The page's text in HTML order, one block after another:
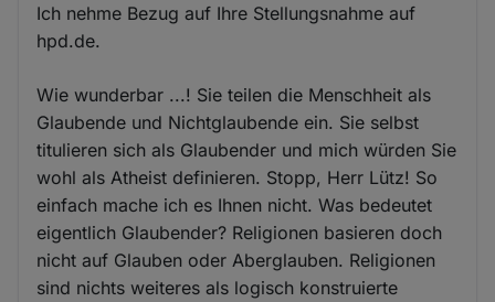
Ich nehme Bezug auf Ihre Stellungsnahme auf
hpd.de.
Wie wunderbar ...! Sie teilen die Menschheit als
Glaubende und Nichtglaubende ein. Sie selbst
titulieren sich als Glaubender und mich würden Sie
wohl als Atheist definieren. Stopp, Herr Lütz! So
einfach mache ich es Ihnen nicht. Was bedeutet
eigentlich Glaubender? Religionen basieren doch
nicht auf Glauben oder Aberglauben. Religionen
sind nichts weiteres als logisch konstruierte